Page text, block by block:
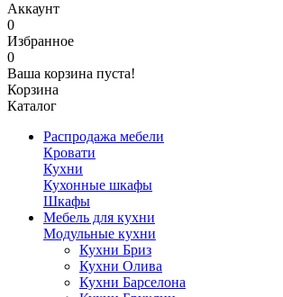
Аккаунт
0
Избранное
0
Ваша корзина пуста!
Корзина
Каталог
Распродажа мебели
Кровати
Кухни
Кухонные шкафы
Шкафы
Мебель для кухни
Модульные кухни
Кухни Бриз
Кухни Олива
Кухни Барселона